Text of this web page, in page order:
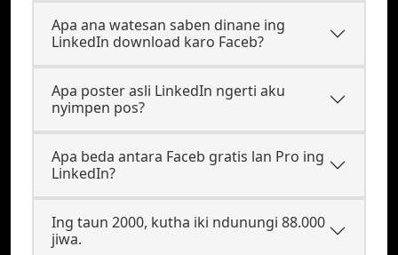
Apa ana watesan saben dinane ing
LinkedIn download karo Faceb?
Apa poster asli LinkedIn ngerti aku
nyimpen pos?
Apa beda antara Faceb gratis lan Pro ing
LinkedIn?
Ing taun 2000, kutha iki ndunungi 88.000
jiwa.